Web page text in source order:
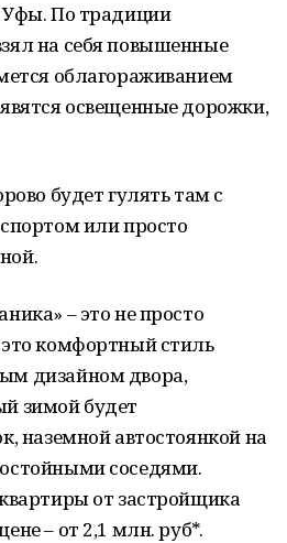
Уфы. По традиции
на себя повышенные
облагораживанием
освещенные дорожки,
будет гулять там с
или просто
– это не просто
комфортный стиль
дизайном двора,
зимой будет
наземной автостоянкой на
соседями.
от застройщика
– от 2,1 млн. руб*.